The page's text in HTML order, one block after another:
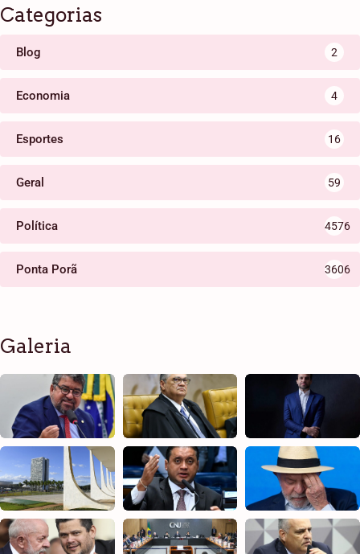
Categorias
Blog 2
Economia 4
Esportes 16
Geral 59
Política 4576
Ponta Porã 3606
Galeria